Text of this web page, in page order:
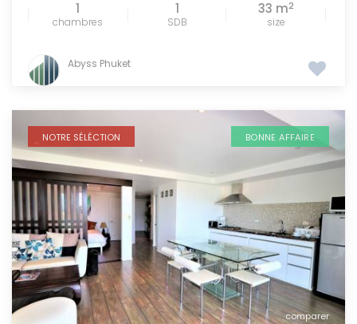
1
chambres
1
SDB
33 m2
size
Abyss Phuket
comparer
NOTRE SÉLÉCTION BONNE AFFAIRE